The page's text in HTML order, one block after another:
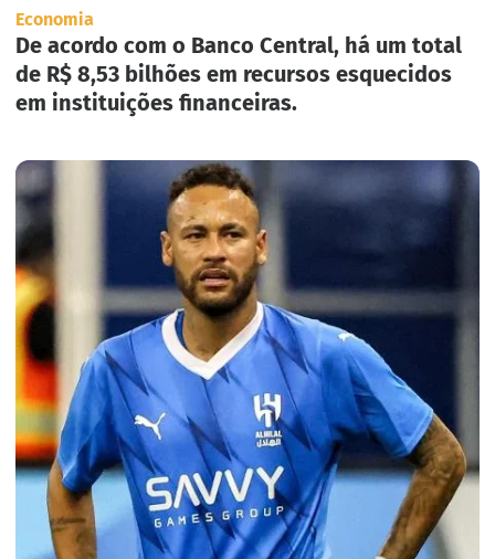
Economia
De acordo com o Banco Central, há um total
de R$ 8,53 bilhões em recursos esquecidos
em instituições financeiras.